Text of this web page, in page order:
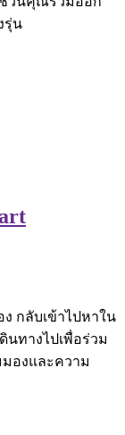
รุ่น
กลับเข้าไปหาใน
นทางไปเพื่อร่วม
มองและความ